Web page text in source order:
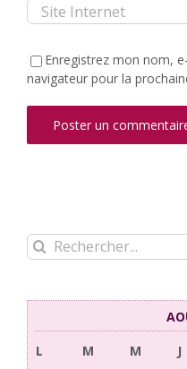
Enregistrez mon nom,
navigateur pour la
Rechercher:
L
M M J